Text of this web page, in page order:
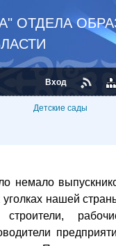
ОТДЕЛА
Вход
Детские сады
немало
нашей